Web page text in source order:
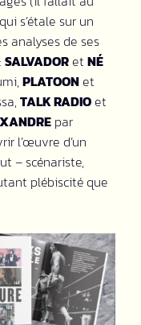
s’étale sur un
analyses de ses
SALVADOR et NÉ
PLATOON et
TALK RADIO et
par
l’œuvre d’un
– scénariste,
plébiscité que